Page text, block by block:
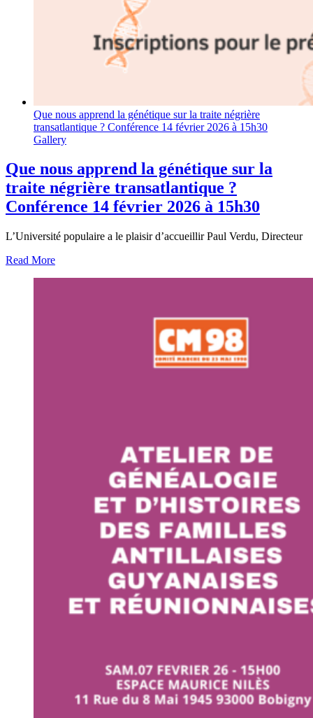
Que nous apprend la génétique sur la traite négrière
transatlantique ? Conférence 14 février 2026 à 15h30
Gallery
Que nous apprend la génétique sur la
traite négrière transatlantique ?
Conférence 14 février 2026 à 15h30
L’Université populaire a le plaisir d’accueillir Paul Verdu, Directeur
Read More